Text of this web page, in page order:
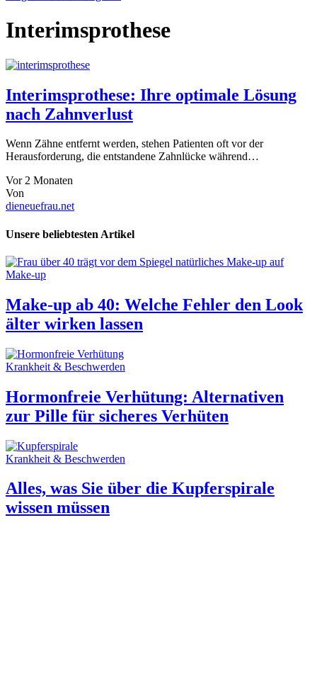
Interimsprothese
Interimsprothese: Ihre optimale Lösung
nach Zahnverlust
Wenn Zähne entfernt werden, stehen Patienten oft vor der
Herausforderung, die entstandene Zahnlücke während…
Vor 2 Monaten
Von
dieneuefrau.net
Unsere beliebtesten Artikel
Make-up
Make-up ab 40: Welche Fehler den Look
älter wirken lassen
Krankheit & Beschwerden
Hormonfreie Verhütung: Alternativen
zur Pille für sicheres Verhüten
Krankheit & Beschwerden
Alles, was Sie über die Kupferspirale
wissen müssen